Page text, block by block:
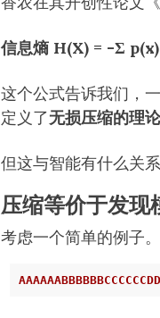
信息熵 H(X) = -Σ
这个公式告诉我们，
定义了无损压缩的理
但这与智能有什么关
压缩等价于发现
考虑一个简单的例子